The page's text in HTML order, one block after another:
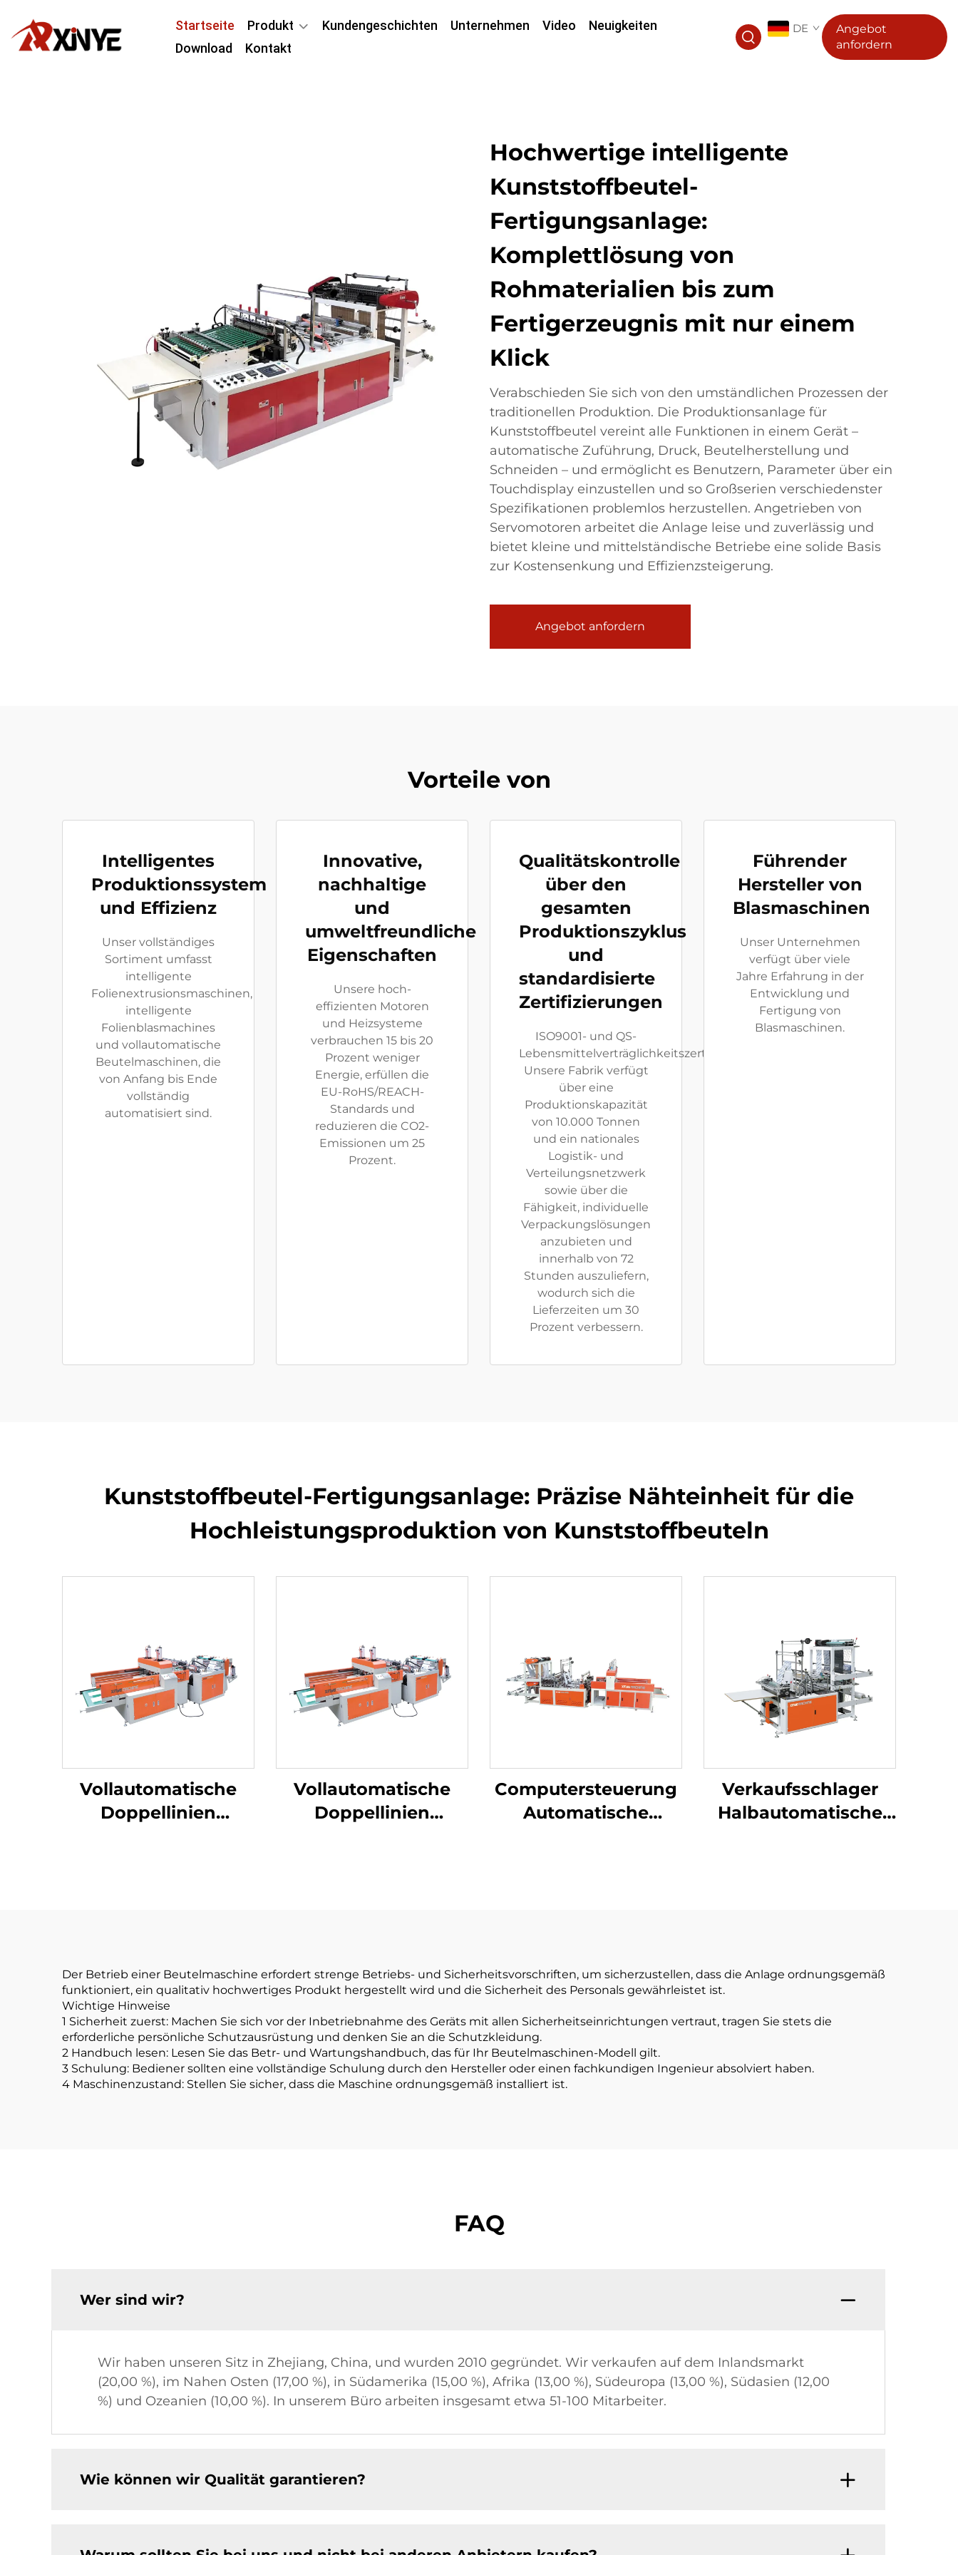
Startseite Produkt Kundengeschichten Unternehmen Video
Neuigkeiten
Download
Kontakt
DE
Angebot
anfordern
Hochwertige intelligente
Kunststoffbeutel-
Fertigungsanlage:
Komplettlösung von
Rohmaterialien bis zum
Fertigerzeugnis mit nur einem
Klick
Verabschieden Sie sich von den umständlichen Prozessen der
traditionellen Produktion. Die Produktionsanlage für
Kunststoffbeutel vereint alle Funktionen in einem Gerät –
automatische Zuführung, Druck, Beutelherstellung und
Schneiden – und ermöglicht es Benutzern, Parameter über ein
Touchdisplay einzustellen und so Großserien verschiedenster
Spezifikationen problemlos herzustellen. Angetrieben von
Servomotoren arbeitet die Anlage leise und zuverlässig und
bietet kleine und mittelständische Betriebe eine solide Basis
zur Kostensenkung und Effizienzsteigerung.
Angebot anfordern
Vorteile von
Intelligentes
Produktionssystem
und Effizienz
Unser vollständiges
Sortiment umfasst
intelligente
Folienextrusionsmaschinen,
intelligente
Folienblasmachines
und vollautomatische
Beutelmaschinen, die
von Anfang bis Ende
vollständig
automatisiert sind.
Innovative,
nachhaltige
und
umweltfreundliche
Eigenschaften
Unsere hoch-
effizienten Motoren
und Heizsysteme
verbrauchen 15 bis 20
Prozent weniger
Energie, erfüllen die
EU-RoHS/REACH-
Standards und
reduzieren die CO2-
Emissionen um 25
Prozent.
Qualitätskontrolle
über den
gesamten
Produktionszyklus
und
standardisierte
Zertifizierungen
ISO9001- und QS-
Lebensmittelverträglichkeitszertifizierungen.
Unsere Fabrik verfügt
über eine
Produktionskapazität
von 10.000 Tonnen
und ein nationales
Logistik- und
Verteilungsnetzwerk
sowie über die
Fähigkeit, individuelle
Verpackungslösungen
anzubieten und
innerhalb von 72
Stunden auszuliefern,
wodurch sich die
Lieferzeiten um 30
Prozent verbessern.
Führender
Hersteller von
Blasmaschinen
Unser Unternehmen
verfügt über viele
Jahre Erfahrung in der
Entwicklung und
Fertigung von
Blasmaschinen.
Kunststoffbeutel-Fertigungsanlage: Präzise Nähteinheit für die
Hochleistungsproduktion von Kunststoffbeuteln
Vollautomatische
Doppellinien
Vollautomatische
Doppellinien
Computersteuerung
Automatische
Verkaufsschlager
Halbautomatische
Der Betrieb einer Beutelmaschine erfordert strenge Betriebs- und Sicherheitsvorschriften, um sicherzustellen, dass die Anlage ordnungsgemäß
funktioniert, ein qualitativ hochwertiges Produkt hergestellt wird und die Sicherheit des Personals gewährleistet ist.
Wichtige Hinweise
1 Sicherheit zuerst: Machen Sie sich vor der Inbetriebnahme des Geräts mit allen Sicherheitseinrichtungen vertraut, tragen Sie stets die
erforderliche persönliche Schutzausrüstung und denken Sie an die Schutzkleidung.
2 Handbuch lesen: Lesen Sie das Betr- und Wartungshandbuch, das für Ihr Beutelmaschinen-Modell gilt.
3 Schulung: Bediener sollten eine vollständige Schulung durch den Hersteller oder einen fachkundigen Ingenieur absolviert haben.
4 Maschinenzustand: Stellen Sie sicher, dass die Maschine ordnungsgemäß installiert ist.
FAQ
Wer sind wir?
Wir haben unseren Sitz in Zhejiang, China, und wurden 2010 gegründet. Wir verkaufen auf dem Inlandsmarkt
(20,00 %), im Nahen Osten (17,00 %), in Südamerika (15,00 %), Afrika (13,00 %), Südeuropa (13,00 %), Südasien (12,00
%) und Ozeanien (10,00 %). In unserem Büro arbeiten insgesamt etwa 51-100 Mitarbeiter.
Wie können wir Qualität garantieren?